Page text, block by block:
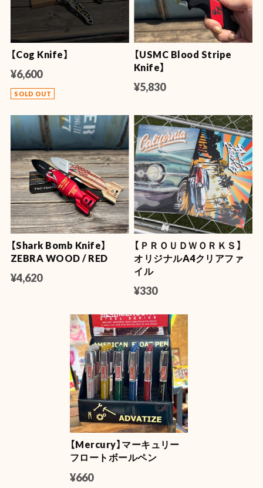
【Cog Knife】
¥6,600
SOLD OUT
【USMC Blood Stripe
Knife】
¥5,830
【Shark Bomb Knife】
ZEBRA WOOD / RED
¥4,620
【ＰＲＯＵＤＷＯＲＫＳ】
オリジナルA4クリアファ
イル
¥330
【Mercury】マーキュリー
フロートボールペン
¥660